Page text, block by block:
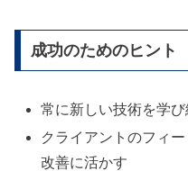
成功のためのヒント
常に新しい技術を学び
クライアントのフィ
改善に活かす